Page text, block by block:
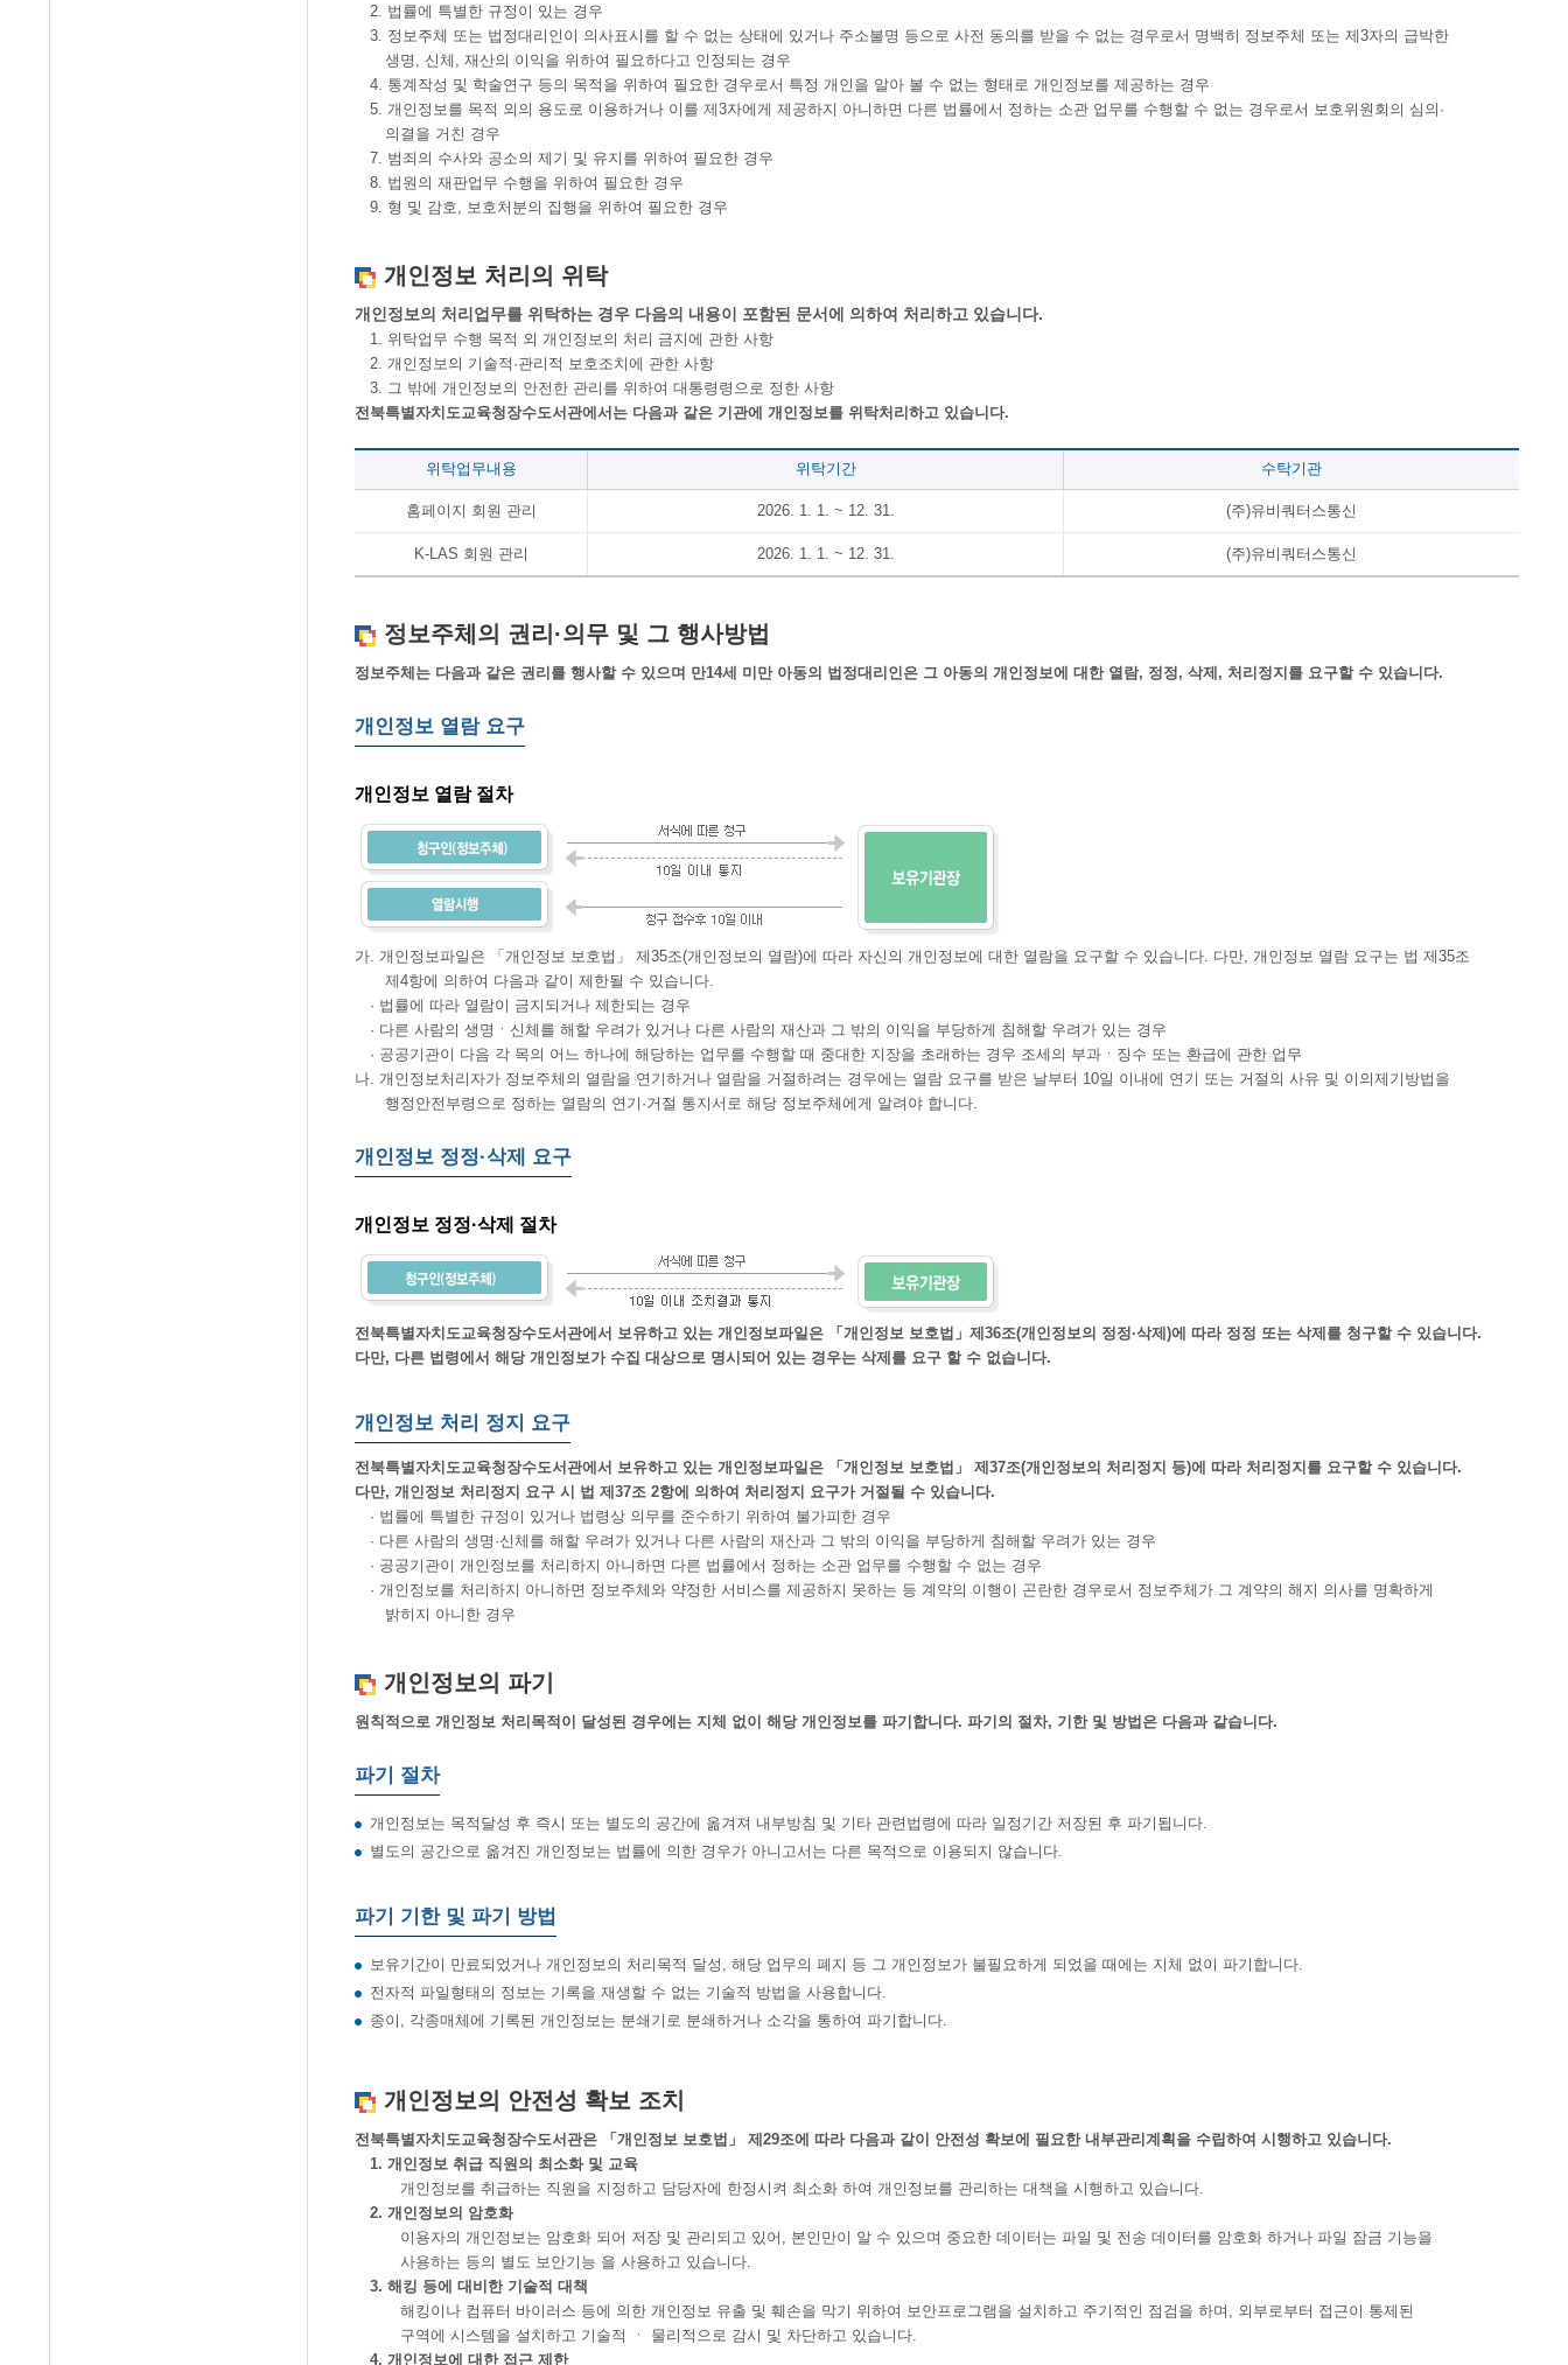
2. 법률에 특별한 규정이 있는 경우
3. 정보주체 또는 법정대리인이 의사표시를 할 수 없는 상태에 있거나 주소불명 등으로 사전 동의를 받을 수 없는 경우로서 명백히 정보주체 또는 제3자의 급박한
생명, 신체, 재산의 이익을 위하여 필요하다고 인정되는 경우
4. 통계작성 및 학술연구 등의 목적을 위하여 필요한 경우로서 특정 개인을 알아 볼 수 없는 형태로 개인정보를 제공하는 경우
5. 개인정보를 목적 외의 용도로 이용하거나 이를 제3자에게 제공하지 아니하면 다른 법률에서 정하는 소관 업무를 수행할 수 없는 경우로서 보호위원회의 심의·
의결을 거친 경우
7. 범죄의 수사와 공소의 제기 및 유지를 위하여 필요한 경우
8. 법원의 재판업무 수행을 위하여 필요한 경우
9. 형 및 감호, 보호처분의 집행을 위하여 필요한 경우
개인정보 처리의 위탁
개인정보의 처리업무를 위탁하는 경우 다음의 내용이 포함된 문서에 의하여 처리하고 있습니다.
1. 위탁업무 수행 목적 외 개인정보의 처리 금지에 관한 사항
2. 개인정보의 기술적·관리적 보호조치에 관한 사항
3. 그 밖에 개인정보의 안전한 관리를 위하여 대통령령으로 정한 사항
전북특별자치도교육청장수도서관에서는 다음과 같은 기관에 개인정보를 위탁처리하고 있습니다.
위탁업무내용 위탁기간 수탁기관
홈페이지 회원 관리 2026. 1. 1. ~ 12. 31. (주)유비쿼터스통신
K-LAS 회원 관리 2026. 1. 1. ~ 12. 31. (주)유비쿼터스통신
정보주체의 권리·의무 및 그 행사방법
정보주체는 다음과 같은 권리를 행사할 수 있으며 만14세 미만 아동의 법정대리인은 그 아동의 개인정보에 대한 열람, 정정, 삭제, 처리정지를 요구할 수 있습니다.
개인정보 열람 요구
개인정보 열람 절차
가. 개인정보파일은 「개인정보 보호법」 제35조(개인정보의 열람)에 따라 자신의 개인정보에 대한 열람을 요구할 수 있습니다. 다만, 개인정보 열람 요구는 법 제35조
제4항에 의하여 다음과 같이 제한될 수 있습니다.
· 법률에 따라 열람이 금지되거나 제한되는 경우
· 다른 사람의 생명ㆍ신체를 해할 우려가 있거나 다른 사람의 재산과 그 밖의 이익을 부당하게 침해할 우려가 있는 경우
· 공공기관이 다음 각 목의 어느 하나에 해당하는 업무를 수행할 때 중대한 지장을 초래하는 경우 조세의 부과ㆍ징수 또는 환급에 관한 업무
나. 개인정보처리자가 정보주체의 열람을 연기하거나 열람을 거절하려는 경우에는 열람 요구를 받은 날부터 10일 이내에 연기 또는 거절의 사유 및 이의제기방법을
행정안전부령으로 정하는 열람의 연기·거절 통지서로 해당 정보주체에게 알려야 합니다.
개인정보 정정·삭제 요구
개인정보 정정·삭제 절차
전북특별자치도교육청장수도서관에서 보유하고 있는 개인정보파일은 「개인정보 보호법」제36조(개인정보의 정정·삭제)에 따라 정정 또는 삭제를 청구할 수 있습니다.
다만, 다른 법령에서 해당 개인정보가 수집 대상으로 명시되어 있는 경우는 삭제를 요구 할 수 없습니다.
개인정보 처리 정지 요구
전북특별자치도교육청장수도서관에서 보유하고 있는 개인정보파일은 「개인정보 보호법」 제37조(개인정보의 처리정지 등)에 따라 처리정지를 요구할 수 있습니다.
다만, 개인정보 처리정지 요구 시 법 제37조 2항에 의하여 처리정지 요구가 거절될 수 있습니다.
· 법률에 특별한 규정이 있거나 법령상 의무를 준수하기 위하여 불가피한 경우
· 다른 사람의 생명·신체를 해할 우려가 있거나 다른 사람의 재산과 그 밖의 이익을 부당하게 침해할 우려가 있는 경우
· 공공기관이 개인정보를 처리하지 아니하면 다른 법률에서 정하는 소관 업무를 수행할 수 없는 경우
· 개인정보를 처리하지 아니하면 정보주체와 약정한 서비스를 제공하지 못하는 등 계약의 이행이 곤란한 경우로서 정보주체가 그 계약의 해지 의사를 명확하게
밝히지 아니한 경우
개인정보의 파기
원칙적으로 개인정보 처리목적이 달성된 경우에는 지체 없이 해당 개인정보를 파기합니다. 파기의 절차, 기한 및 방법은 다음과 같습니다.
파기 절차
개인정보는 목적달성 후 즉시 또는 별도의 공간에 옮겨져 내부방침 및 기타 관련법령에 따라 일정기간 저장된 후 파기됩니다.
별도의 공간으로 옮겨진 개인정보는 법률에 의한 경우가 아니고서는 다른 목적으로 이용되지 않습니다.
파기 기한 및 파기 방법
보유기간이 만료되었거나 개인정보의 처리목적 달성, 해당 업무의 폐지 등 그 개인정보가 불필요하게 되었을 때에는 지체 없이 파기합니다.
전자적 파일형태의 정보는 기록을 재생할 수 없는 기술적 방법을 사용합니다.
종이, 각종매체에 기록된 개인정보는 분쇄기로 분쇄하거나 소각을 통하여 파기합니다.
개인정보의 안전성 확보 조치
전북특별자치도교육청장수도서관은 「개인정보 보호법」 제29조에 따라 다음과 같이 안전성 확보에 필요한 내부관리계획을 수립하여 시행하고 있습니다.
1. 개인정보 취급 직원의 최소화 및 교육
개인정보를 취급하는 직원을 지정하고 담당자에 한정시켜 최소화 하여 개인정보를 관리하는 대책을 시행하고 있습니다.
2. 개인정보의 암호화
이용자의 개인정보는 암호화 되어 저장 및 관리되고 있어, 본인만이 알 수 있으며 중요한 데이터는 파일 및 전송 데이터를 암호화 하거나 파일 잠금 기능을
사용하는 등의 별도 보안기능 을 사용하고 있습니다.
3. 해킹 등에 대비한 기술적 대책
해킹이나 컴퓨터 바이러스 등에 의한 개인정보 유출 및 훼손을 막기 위하여 보안프로그램을 설치하고 주기적인 점검을 하며, 외부로부터 접근이 통제된
구역에 시스템을 설치하고 기술적 ㆍ 물리적으로 감시 및 차단하고 있습니다.
4. 개인정보에 대한 접근 제한